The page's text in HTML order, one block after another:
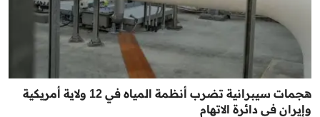
هجمات سيبرانية تضرب أنظمة المياه في 12 ولاية أمريكية
وإيران في دائرة الاتهام